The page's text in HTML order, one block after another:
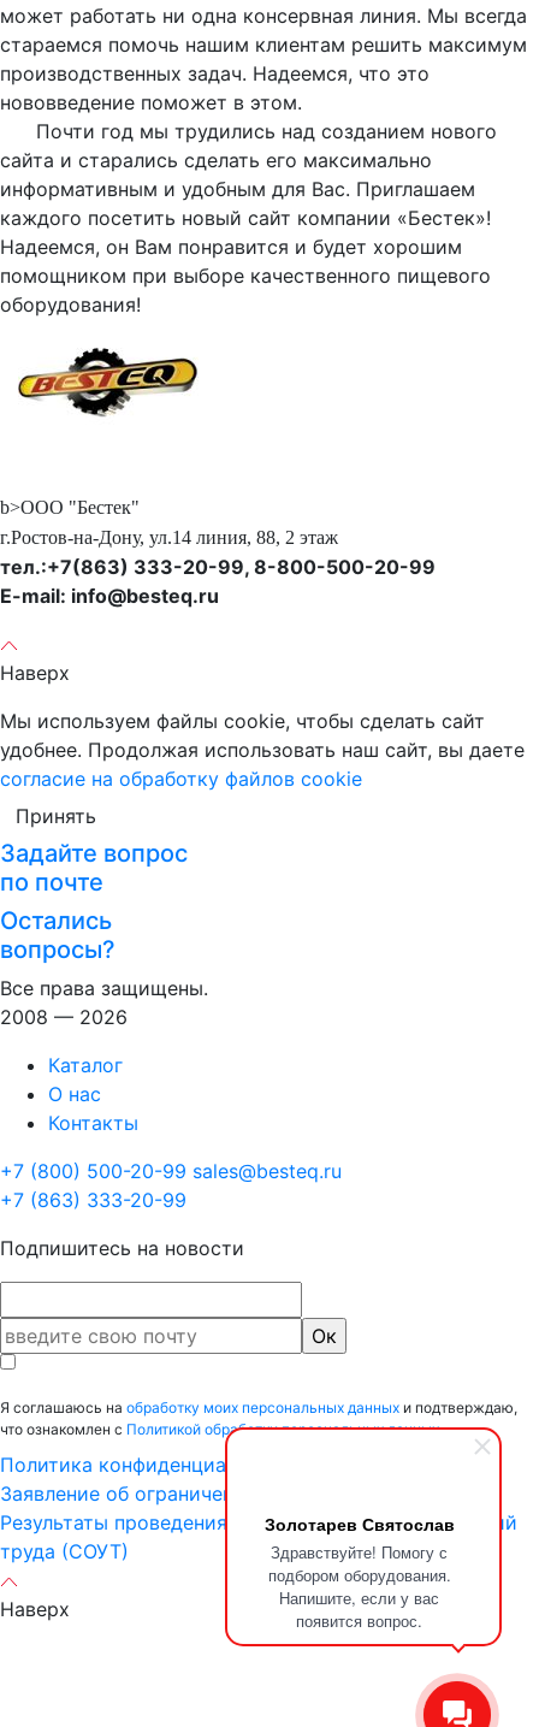
Золотарев Святослав
Здравствуйте! Помогу с
подбором оборудования.
Напишите, если у вас
появится вопрос.
может работать ни одна консервная линия. Мы всегда
стараемся помочь нашим клиентам решить максимум
производственных задач. Надеемся, что это
нововведение поможет в этом.
Почти год мы трудились над созданием нового
сайта и старались сделать его максимально
информативным и удобным для Вас. Приглашаем
каждого посетить новый сайт компании «Бестек»!
Надеемся, он Вам понравится и будет хорошим
помощником при выборе качественного пищевого
оборудования!
b>ООО "Бестек"
г.Ростов-на-Дону, ул.14 линия, 88, 2 этаж
тел.:+7(863) 333-20-99, 8-800-500-20-99
E-mail: info@besteq.ru
Наверх
Мы используем файлы cookie, чтобы сделать сайт
удобнее. Продолжая использовать наш сайт, вы даете
согласие на обработку файлов cookie
Принять
Задайте вопрос
по почте
Остались
вопросы?
Все права защищены.
2008 — 2026
Каталог
О нас
Контакты
+7 (800) 500-20-99 sales@besteq.ru
+7 (863) 333-20-99
Подпишитесь на новости
Я соглашаюсь на обработку моих персональных данных и подтверждаю,
что ознакомлен с Политикой обработки персональных данных.
Политика конфиденциальности
Заявление об ограничении ответственности
Результаты проведения специальной оценки условий
труда (СОУТ)
Наверх